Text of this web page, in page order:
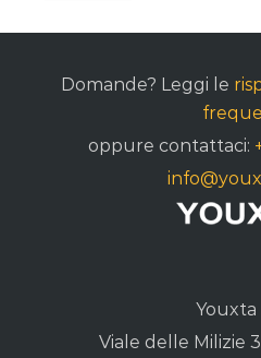
Domande? Leggi le
oppure contattaci:
Youxta
Viale delle Milizie